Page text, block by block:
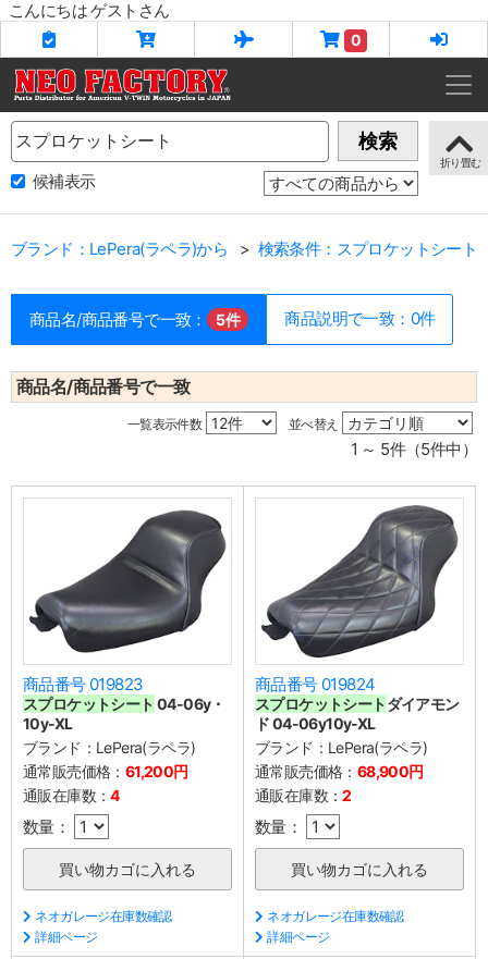
こんにちは ゲストさん
0
Name 検索
候補表示
ブランド：LePera(ラペラ)から 検索条件：スプロケットシート
商品名/商品番号で一致： 5件 商品説明で一致：0件
商品名/商品番号で一致
一覧表示件数 並べ替え
1 ～ 5件（5件中）
商品番号 019823
スプロケットシート 04-06y・
10y-XL
ブランド： LePera(ラペラ)
通常販売価格： 61,200円
通販在庫数：4
数量：
ネオガレージ在庫数確認
詳細ページ
商品番号 019824
スプロケットシートダイアモン
ド 04-06y10y-XL
ブランド： LePera(ラペラ)
通常販売価格： 68,900円
通販在庫数：2
数量：
ネオガレージ在庫数確認
詳細ページ